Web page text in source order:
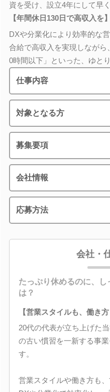
資を受け、設立4年にして早
【年間休日130日で高収入を】
DXや分業化により効率的な
合給で高収入を実現しながら
0時間以下」といった、ゆと
仕事内容
対象となる方
募集要項
会社情報
応募方法
会社・
たっぷり休めるのに、
は？
【営業スタイルも、働き方
20代の代表が立ち上げた
の古い慣習を一新する事
す。
営業スタイルや働き方も